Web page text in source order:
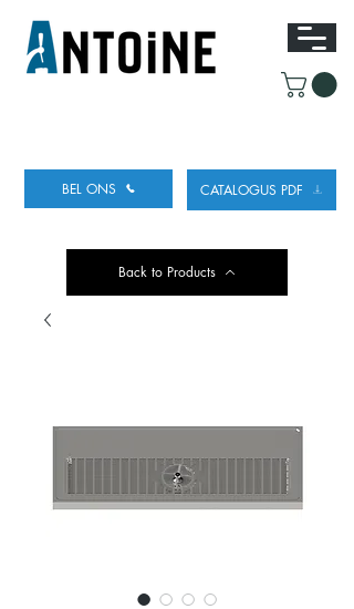
BEL ONS CATALOGUS PDF
Back to Products